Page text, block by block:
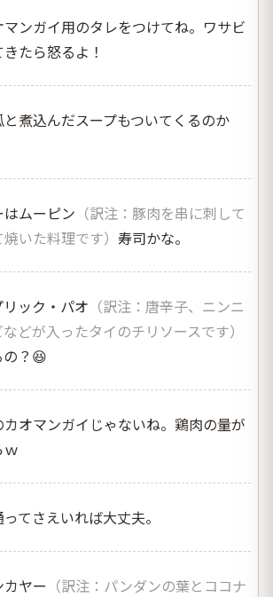
マンガイ用のタレをつけてね。ワサビ
たら怒るよ！
煮込んだスープもついてくるのか
ムーピン （訳注：豚肉を串に刺して
いた料理です） 寿司かな。
ック・パオ （訳注：唐辛子、ニンニ
どが入ったタイのチリソースです）
？😆
カオマンガイじゃないね。鶏肉の量が
ｗ
てさえいれば大丈夫。
ヤー （訳注：パンダンの葉とココナ